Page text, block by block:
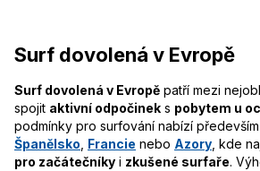
Surf dovolená v Evropě
Surf dovolená v Evropě patří mezi
spojit aktivní odpočinek s pobytem u
podmínky pro surfování nabízí především
Španělsko Francie nebo Azory , kde
pro začátečníky i zkušené surfaře.